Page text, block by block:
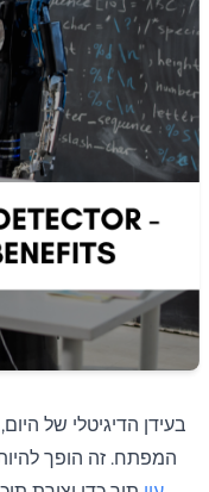
בעידן הדיגיטלי של
המפתח. זה הופך